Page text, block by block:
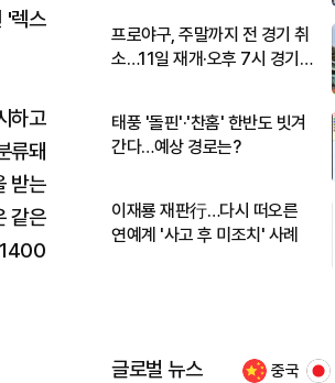
'렉스
하고
류돼
받는
같은
프로야구, 주말까지 전 경기 취
소…11일 재개·오후 7시 경기
태풍 '돌핀'·'찬홈' 한반도 빗겨
간다…예상 경로는?
이재룡 재판行…다시 떠오른
연예계 '사고 후 미조치' 사례
글로벌 뉴스 중국